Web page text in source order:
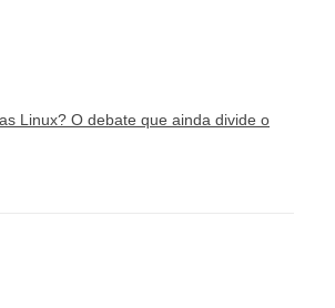
Linux? O debate que ainda divide o